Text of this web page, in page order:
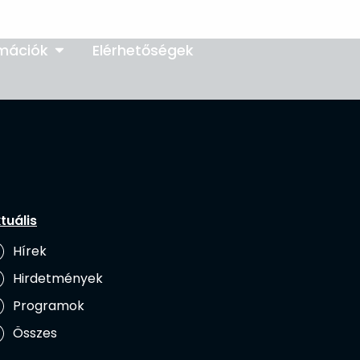
Elérhetőségek
Hírek
Hirdetmények
Programok
Összes